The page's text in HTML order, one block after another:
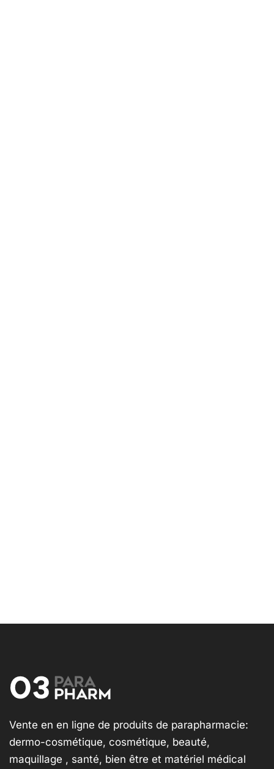
Vente en en ligne de produits de parapharmacie:
dermo-cosmétique, cosmétique, beauté,
maquillage , santé, bien être et matériel médical